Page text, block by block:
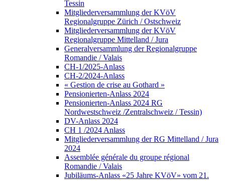
Tessin
Mitgliederversammlung der KVöV
Regionalgruppe Zürich / Ostschweiz
Mitgliederversammlung der KVöV
Regionalgruppe Mittelland / Jura
Generalversammlung der Regionalgruppe
Romandie / Valais
CH-1/2025-Anlass
CH-2/2024-Anlass
« Gestion de crise au Gothard »
Pensionierten-Anlass 2024
Pensionierten-Anlass 2024 RG
Nordwestschweiz /Zentralschweiz / Tessin)
DV-Anlass 2024
CH 1 /2024 Anlass
Mitgliederversammlung der RG Mittelland / Jura
2024
Assemblée générale du groupe régional
Romandie / Valais
Jubiläums-Anlass «25 Jahre KVöV» vom 21.